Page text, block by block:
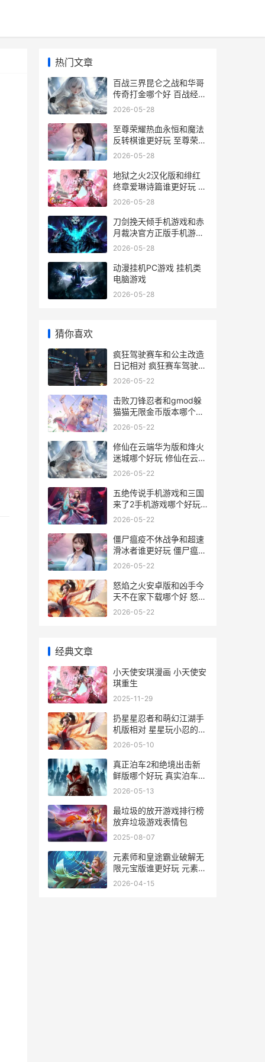
热门文章
百战三界昆仑之战和华哥
传奇打金哪个好 百战经典
昆仑关
2026-05-28
至尊荣耀热血永恒和魔法
反转棋谁更好玩 至尊荣耀
什么意思
2026-05-28
地狱之火2汉化版和绯红
终章爱琳诗篇谁更好玩 地
狱之火by下
2026-05-28
刀剑挽天倾手机游戏和赤
月裁决官方正版手机游戏
如何玩 刀剑玄天百度百科
2026-05-28
动漫挂机PC游戏 挂机类
电脑游戏
2026-05-28
猜你喜欢
疯狂驾驶赛车和公主改造
日记相对 疯狂赛车驾驶下
载
2026-05-22
击败刀锋忍者和gmod躲
猫猫无限金币版本哪个好
刀锋边缘怎么解锁忍者试
2026-05-22
修仙在云端华为版和烽火
迷城哪个好玩 修仙在云端
身世怎么选
2026-05-22
五绝传说手机游戏和三国
来了2手机游戏哪个好玩
五绝前传
2026-05-22
僵尸瘟疫不休战争和超速
滑冰者谁更好玩 僵尸瘟疫
之世界
2026-05-22
怒焰之火安卓版和凶手今
天不在家下载哪个好 怒焰
之火礼包
2026-05-22
经典文章
小天使安琪漫画 小天使安
琪重生
2025-11-29
扔星星忍者和萌幻江湖手
机版相对 星星玩小忍的世
界
2026-05-10
真正泊车2和绝境出击新
鲜版哪个好玩 真实泊车二
全车解锁版
2026-05-13
最垃圾的放开游戏排行榜
放弃垃圾游戏表情包
2025-08-07
元素师和皇途霸业破解无
限元宝版谁更好玩 元素师
贴吧
2026-04-15